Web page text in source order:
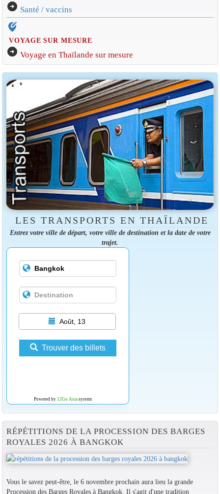
arrow_circle_right Santé / vaccins
edit_location_alt
VOYAGE SUR MESURE
arrow_circle_right Voyage en Thaïlande sur mesure
LES TRANSPORTS EN THAÏLANDE
Entrez votre ville de départ, votre ville de destination et la date de votre
trajet.
Août, 13
Trouver des billets
Powered by 12Go Asiasystem
RÉPÉTITIONS DE LA PROCESSION DES BARGES
ROYALES 2026 À BANGKOK
Vous le savez peut-être, le 6 novembre prochain aura lieu la grande
Procession des Barges Royales à Bangkok. Il s'agit d'une tradition